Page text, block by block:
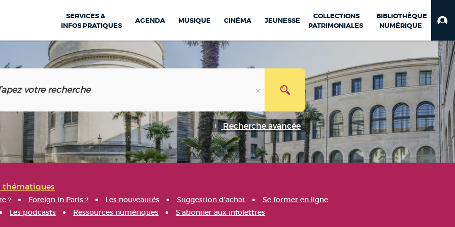
SERVICES &
INFOS PRATIQUES
AGENDA MUSIQUE CINÉMA JEUNESSE
COLLECTIONS
PATRIMONIALES
BIBLIOTHÈQUE
NUMÉRIQUE
Recherche avancée
thématiques
? Foreign in Paris ? Les nouveautés Suggestion d'achat
Se former en ligne
Les podcasts Ressources numériques S'abonner aux infolettres